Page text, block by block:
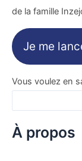
de la famille
Je me
Vous voulez en
À propos